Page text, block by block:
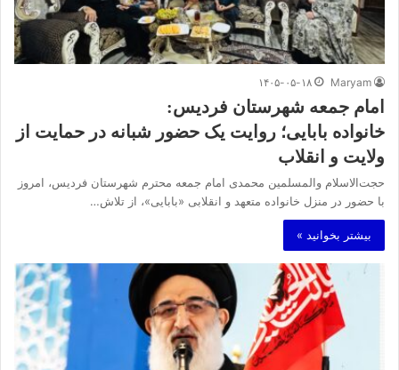
Maryam ۱۴۰۵-۰۵-۱۸
امام جمعه شهرستان فردیس:
خانواده بابایی؛ روایت یک حضور شبانه در حمایت از
ولایت و انقلاب
حجت‌الاسلام والمسلمین محمدی امام جمعه محترم شهرستان فردیس، امروز
با حضور در منزل خانواده متعهد و انقلابی «بابایی»، از تلاش…
بیشتر بخوانید »